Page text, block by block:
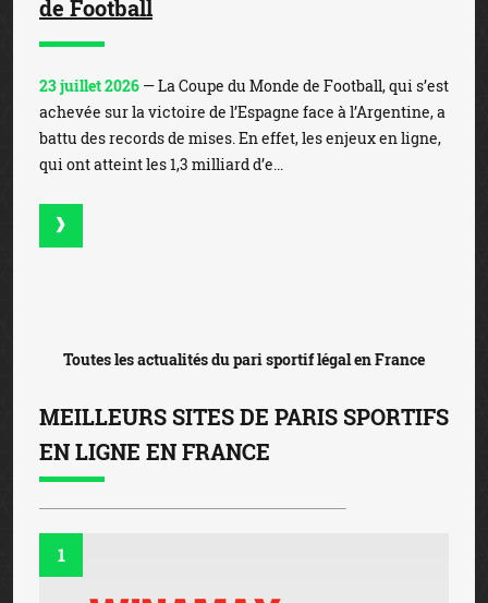
de Football
23 juillet 2026 — La Coupe du Monde de Football, qui s’est
achevée sur la victoire de l’Espagne face à l’Argentine, a
battu des records de mises. En effet, les enjeux en ligne,
qui ont atteint les 1,3 milliard d’e...
Toutes les actualités du pari sportif légal en France
MEILLEURS SITES DE PARIS SPORTIFS
EN LIGNE EN FRANCE
1